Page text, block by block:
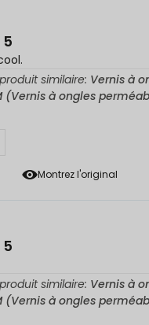
Montrez l'original
5
similaire: Vernis à
(Vernis à ongles
5
similaire: Vernis à
(Vernis à ongles